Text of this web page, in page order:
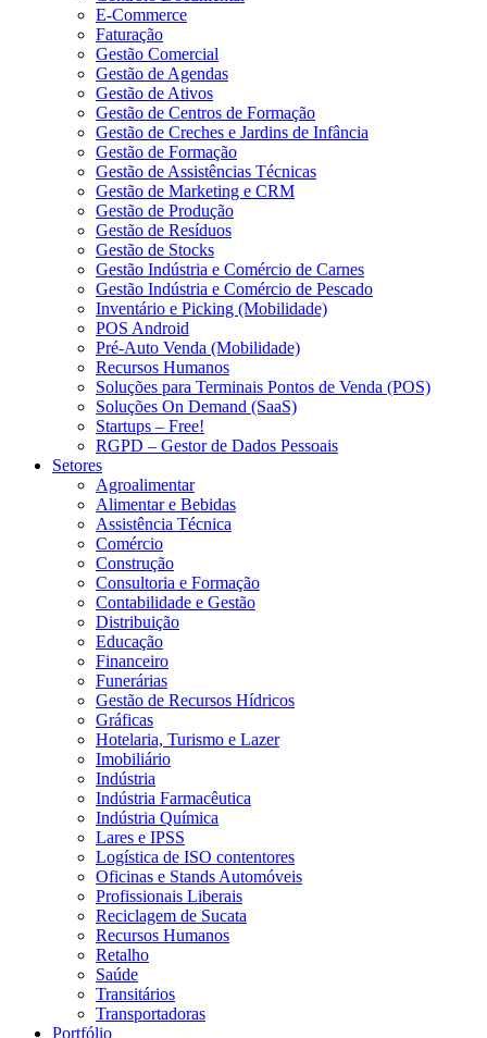
E-Commerce
Faturação
Gestão Comercial
Gestão de Agendas
Gestão de Ativos
Gestão de Centros de Formação
Gestão de Creches e Jardins de Infância
Gestão de Formação
Gestão de Assistências Técnicas
Gestão de Marketing e CRM
Gestão de Produção
Gestão de Resíduos
Gestão de Stocks
Gestão Indústria e Comércio de Carnes
Gestão Indústria e Comércio de Pescado
Inventário e Picking (Mobilidade)
POS Android
Pré-Auto Venda (Mobilidade)
Recursos Humanos
Soluções para Terminais Pontos de Venda (POS)
Soluções On Demand (SaaS)
Startups – Free!
RGPD – Gestor de Dados Pessoais
Setores
Agroalimentar
Alimentar e Bebidas
Assistência Técnica
Comércio
Construção
Consultoria e Formação
Contabilidade e Gestão
Distribuição
Educação
Financeiro
Funerárias
Gestão de Recursos Hídricos
Gráficas
Hotelaria, Turismo e Lazer
Imobiliário
Indústria
Indústria Farmacêutica
Indústria Química
Lares e IPSS
Logística de ISO contentores
Oficinas e Stands Automóveis
Profissionais Liberais
Reciclagem de Sucata
Recursos Humanos
Retalho
Saúde
Transitários
Transportadoras
Portfólio